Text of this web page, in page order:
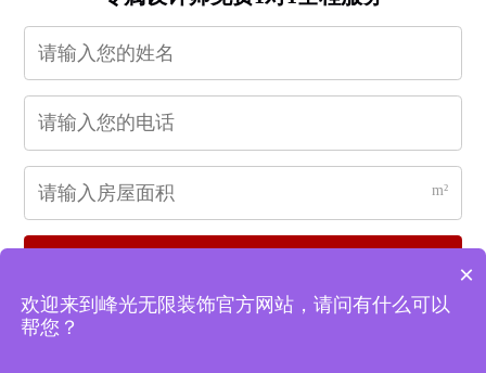
m²
×
欢迎来到峰光无限装饰官方网站，请问有什么可以
帮您？